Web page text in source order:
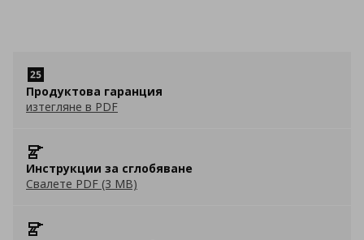
Продуктова гаранция
изтегляне в PDF
Инструкции за сглобяване
Свалете PDF (3 MB)